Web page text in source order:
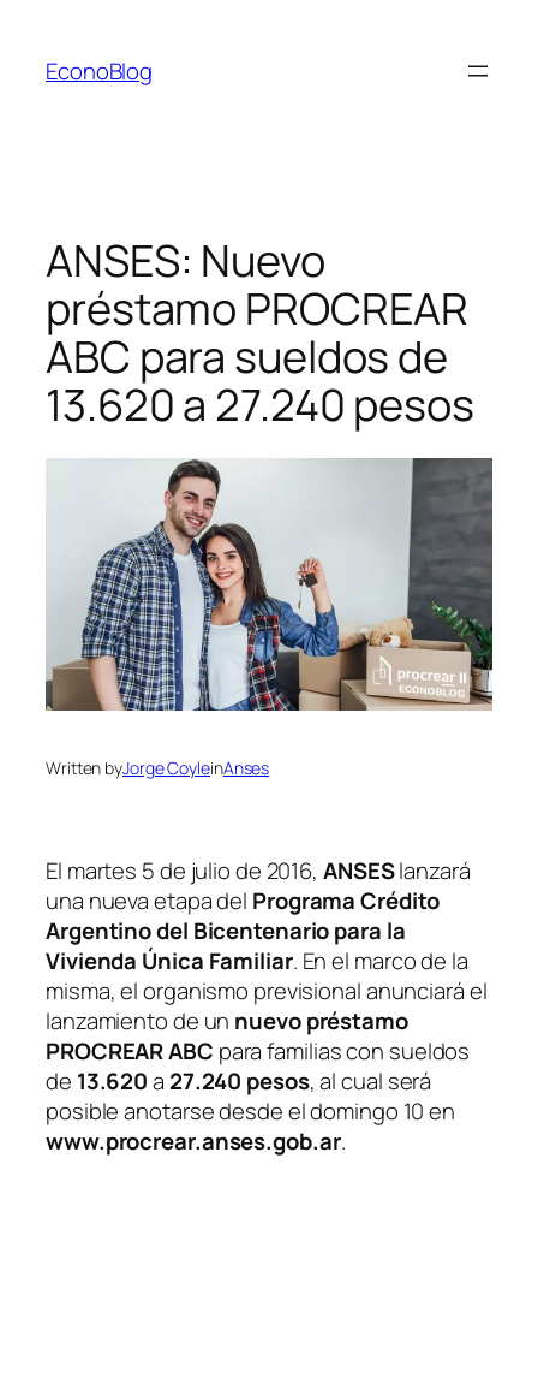
contenido
EconoBlog
ANSES: Nuevo
préstamo PROCREAR
ABC para sueldos de
13.620 a 27.240 pesos
Written byJorge CoyleinAnses
El martes 5 de julio de 2016, ANSESlanzará
una nueva etapa del Programa Crédito
Argentino del Bicentenario para la
Vivienda Única Familiar. En el marco de la
misma, el organismo previsional anunciará el
lanzamiento de un nuevo préstamo
PROCREAR ABC para familias con sueldos
de 13.620a 27.240 pesos, al cual será
posible anotarse desde el domingo 10 en
www.procrear.anses.gob.ar.